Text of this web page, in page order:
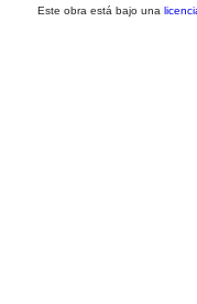
Este obra está bajo una